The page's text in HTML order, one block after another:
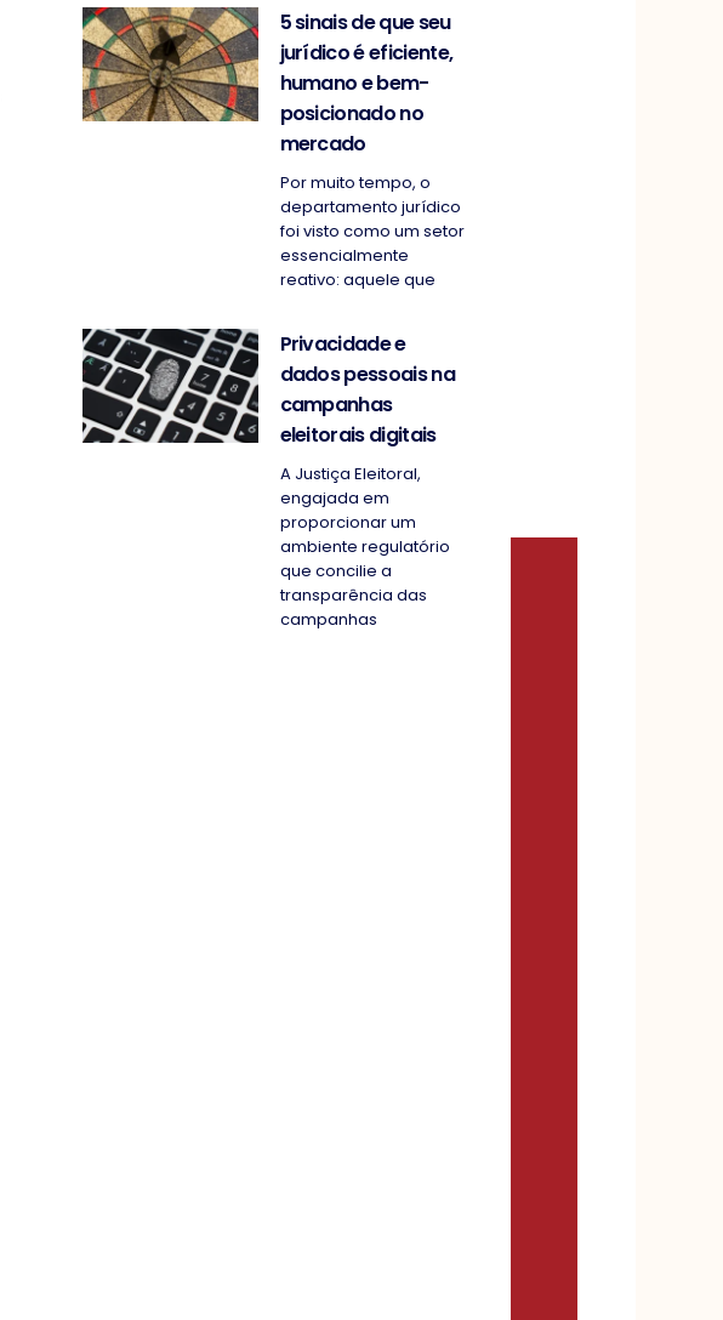
5 sinais de que seu
jurídico é eficiente,
humano e bem-
posicionado no
mercado
Por muito tempo, o
departamento jurídico
foi visto como um setor
essencialmente
reativo: aquele que
Privacidade e
dados pessoais na
campanhas
eleitorais digitais
A Justiça Eleitoral,
engajada em
proporcionar um
ambiente regulatório
que concilie a
transparência das
campanhas